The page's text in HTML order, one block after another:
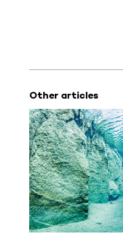
Other articles